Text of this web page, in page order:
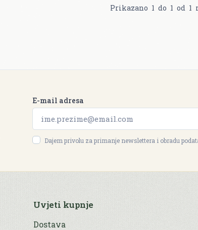
Prikazano 1 do 1 od 1
E-mail adresa
Dajem privolu za primanje newslettera i obradu
Uvjeti kupnje
Dostava